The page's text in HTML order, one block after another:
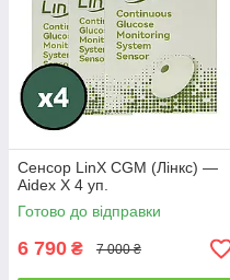
Сенсор LinX CGM (Лінкс) —
Aidex X 4 уп.
Готово до відправки
6 790 ₴ 7 000 ₴